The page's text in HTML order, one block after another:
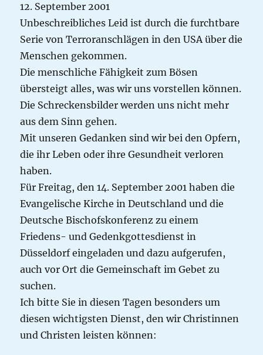
12. September 2001
Unbeschreibliches Leid ist durch die furchtbare
Serie von Terroranschlägen in den USA über die
Menschen gekommen.
Die menschliche Fähigkeit zum Bösen
übersteigt alles, was wir uns vorstellen können.
Die Schreckensbilder werden uns nicht mehr
aus dem Sinn gehen.
Mit unseren Gedanken sind wir bei den Opfern,
die ihr Leben oder ihre Gesundheit verloren
haben.
Für Freitag, den 14. September 2001 haben die
Evangelische Kirche in Deutschland und die
Deutsche Bischofskonferenz zu einem
Friedens- und Gedenkgottesdienst in
Düsseldorf eingeladen und dazu aufgerufen,
auch vor Ort die Gemeinschaft im Gebet zu
suchen.
Ich bitte Sie in diesen Tagen besonders um
diesen wichtigsten Dienst, den wir Christinnen
und Christen leisten können: